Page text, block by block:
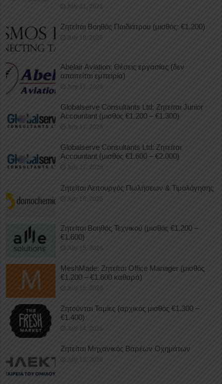
July 21, 2026
Ζητείται Βοηθός Παιδιάτρου (μισθός: €1.200)
July 18, 2026
Abelair Aviation: Θέσεις εργασίας (δεν
απαιτείται εμπειρία)
July 17, 2026
Globalserve Consultants Ltd: Ζητείται Junior
Accountant (μισθός €1.200 – €1.300)
July 17, 2026
Globalserve Consultants Ltd: Ζητείται
Accountant (μισθός €1.600 – €2.000)
July 17, 2026
Ζητείται Λειτουργός Πωλήσεων & Τιμολόγησης
July 16, 2026
Ζητείται Βοηθός Τεχνικού (μισθός €1.200 –
€1.600)
July 15, 2026
MeshMade: Ζητείται Office Manager (μισθός
€1.200 – €1.600 καθαρά)
July 15, 2026
Ζητούνται Ταμίες (αρχικός μισθός €1.300 –
€1.400)
July 14, 2026
Ζητείται Μηχανικός Βαρέων Οχημάτων
July 13, 2026